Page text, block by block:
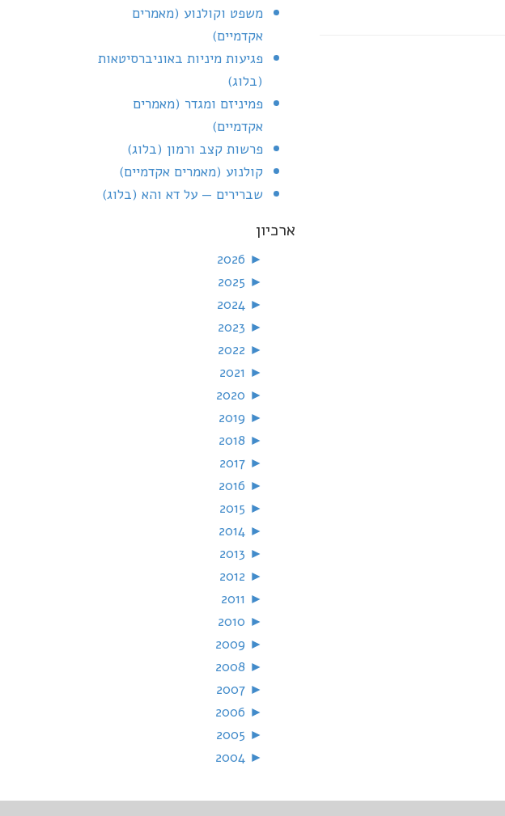
משפט וקולנוע (מאמרים
אקדמיים)
פגיעות מיניות באוניברסיטאות
(בלוג)
פמיניזם ומגדר (מאמרים
אקדמיים)
פרשות קצב ורמון (בלוג)
קולנוע (מאמרים אקדמיים)
שברירים — על דא והא (בלוג)
ארכיון
►
►
►
2024
►
►
►
►
►
►
►
2017
►
►
►
2014
►
►
►
►
►
►
►
2007
►
►
►
2004